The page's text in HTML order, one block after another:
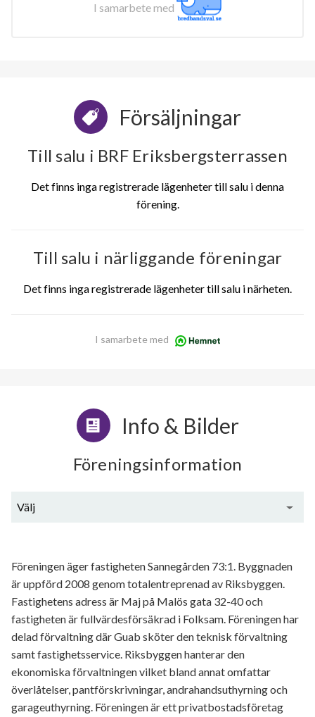
I samarbete med
Försäljningar
Till salu i BRF Eriksbergsterrassen
Det finns inga registrerade lägenheter till salu i denna
förening.
Till salu i närliggande föreningar
Det finns inga registrerade lägenheter till salu i närheten.
I samarbete med
Info & Bilder
Föreningsinformation
Välj
Föreningen äger fastigheten Sannegården 73:1. Byggnaden
är uppförd 2008 genom totalentreprenad av Riksbyggen.
Fastighetens adress är Maj på Malös gata 32-40 och
fastigheten är fullvärdesförsäkrad i Folksam. Föreningen har
delad förvaltning där Guab sköter den teknisk förvaltning
samt fastighetsservice. Riksbyggen hanterar den
ekonomiska förvaltningen vilket bland annat omfattar
överlåtelser, pantförskrivningar, andrahandsuthyrning och
garageuthyrning. Föreningen är ett privatbostadsföretag